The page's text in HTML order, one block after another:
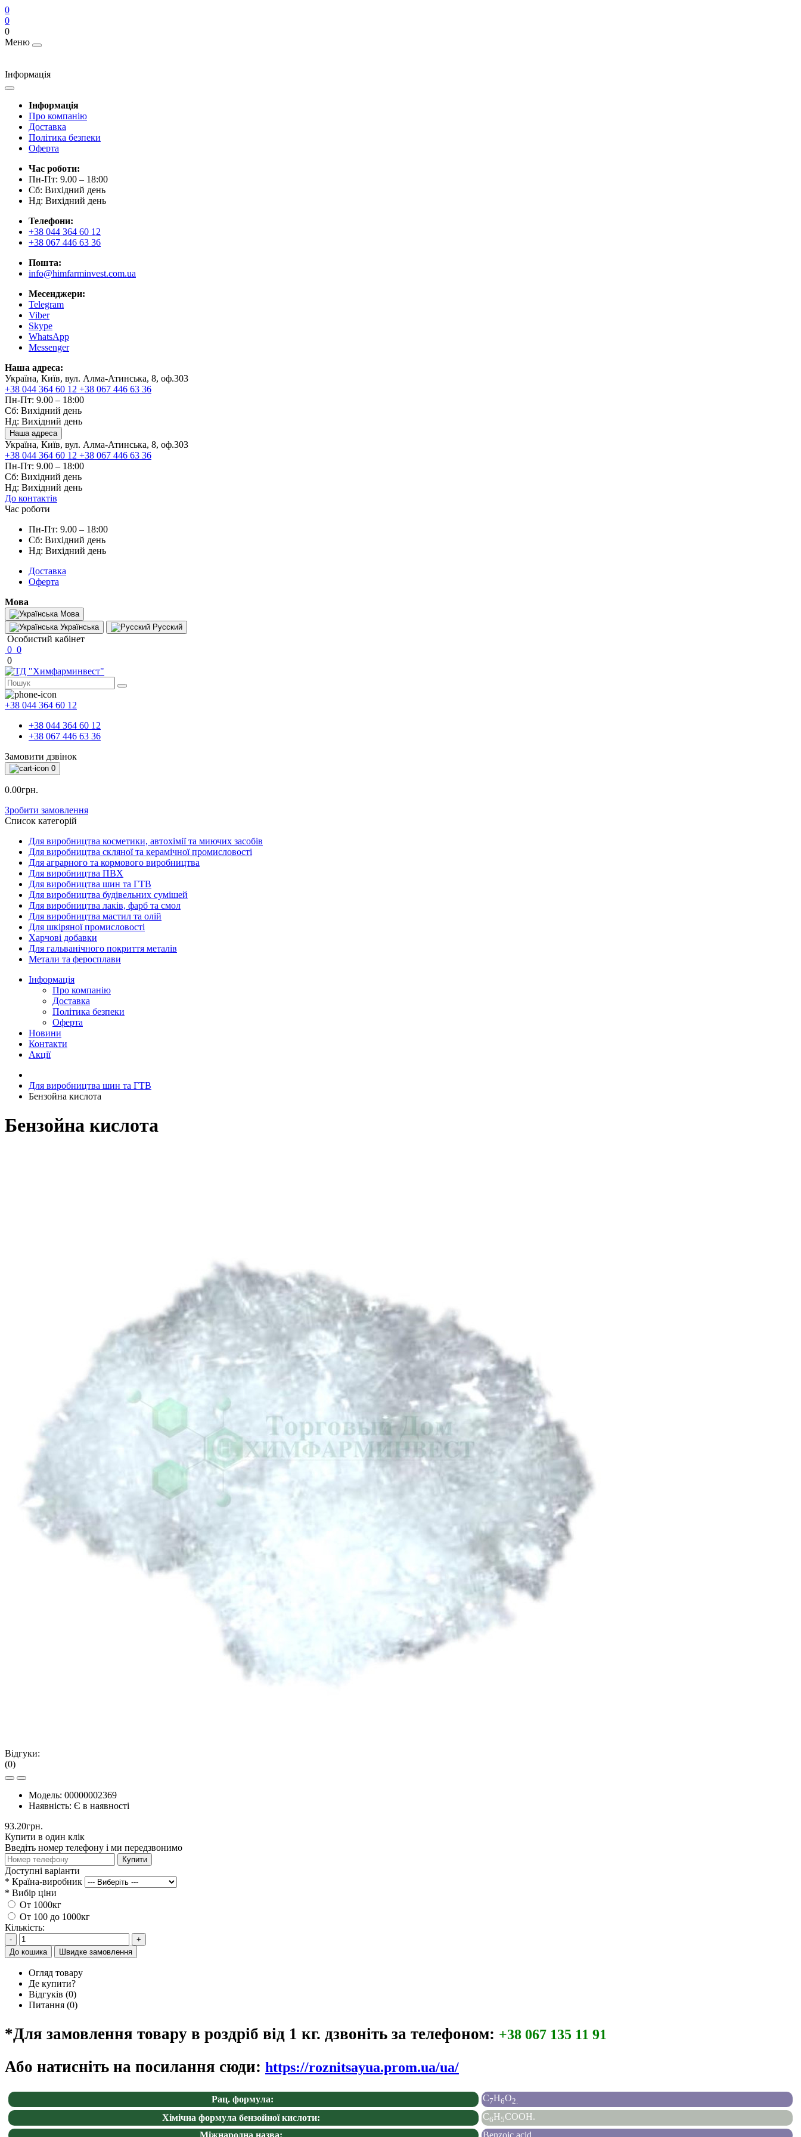
0
0
0
Меню
Інформація
Інформація
Про компанію
Доставка
Політика безпеки
Оферта
Час роботи:
Пн-Пт: 9.00 – 18:00
Сб: Вихідний день
Нд: Вихідний день
Телефони:
+38 044 364 60 12
+38 067 446 63 36
Пошта:
info@himfarminvest.com.ua
Месенджери:
Telegram
Viber
Skype
WhatsApp
Messenger
Наша адреса:
Україна, Київ, вул. Алма-Атинська, 8, оф.303
+38 044 364 60 12 +38 067 446 63 36
Пн-Пт: 9.00 – 18:00
Сб: Вихідний день
Нд: Вихідний день
Наша адреса
Україна, Київ, вул. Алма-Атинська, 8, оф.303
+38 044 364 60 12 +38 067 446 63 36
Пн-Пт: 9.00 – 18:00
Сб: Вихідний день
Нд: Вихідний день
До контактів
Час роботи
Пн-Пт: 9.00 – 18:00
Сб: Вихідний день
Нд: Вихідний день
Доставка
Оферта
Мова
Мова
Українська
Русский
Особистий кабінет
0 0
0
+38 044 364 60 12
+38 044 364 60 12
+38 067 446 63 36
Замовити дзвінок
0
0.00грн.
Зробити замовлення
Список категорій
Для виробництва косметики, автохімії та миючих засобів
Для виробництва скляної та керамічної промисловості
Для аграрного та кормового виробництва
Для виробництва ПВХ
Для виробництва шин та ГТВ
Для виробництва будівельних сумішей
Для виробництва лаків, фарб та смол
Для виробництва мастил та олій
Для шкіряної промисловості
Харчові добавки
Для гальванічного покриття металів
Метали та феросплави
Інформація
Про компанію
Доставка
Політика безпеки
Оферта
Новини
Контакти
Акції
Для виробництва шин та ГТВ
Бензойна кислота
Бензойна кислота
Відгуки:
(0)
Модель: 00000002369
Наявність: Є в наявності
93.20грн.
Купити в один клік
Введіть номер телефону і ми передзвонимо
Купити
Доступні варіанти
* Країна-виробник
* Вибір ціни
От 1000кг
От 100 до 1000кг
Кількість:
-
+
До кошика
Швидке замовлення
Огляд товару
Де купити?
Відгуків (0)
Питання (0)
*Для замовлення товару в роздріб від 1 кг. дзвоніть за телефоном: +38 067 135 11 91
Або натисніть на посилання сюди: https://roznitsayua.prom.ua/ua/
Рац. формула: C7H6O2
Хімічна формула бензойної кислоти: C6H5COOH.
Міжнародна назва:
Benzoic acid.